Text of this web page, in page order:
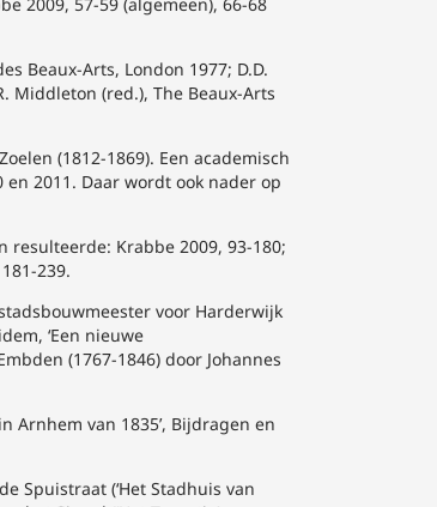
Beaux-Arts, London 1977; D.D.
Middleton (red.), The Beaux-Arts
(1812-1869). Een academisch
2011. Daar wordt ook nader op
Krabbe 2009, 93-180;
239.
voor Harderwijk
‘Een nieuwe
(1767-1846) door Johannes
Arnhem van 1835’, Bijdragen en
Spuistraat (‘Het Stadhuis van